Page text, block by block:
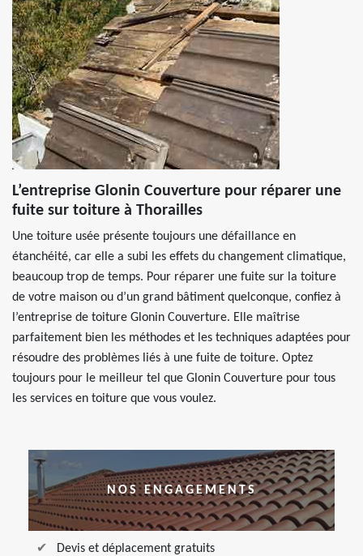
L’entreprise Glonin Couverture pour réparer une
fuite sur toiture à Thorailles
Une toiture usée présente toujours une défaillance en
étanchéité, car elle a subi les effets du changement climatique,
beaucoup trop de temps. Pour réparer une fuite sur la toiture
de votre maison ou d’un grand bâtiment quelconque, confiez à
l’entreprise de toiture Glonin Couverture. Elle maîtrise
parfaitement bien les méthodes et les techniques adaptées pour
résoudre des problèmes liés à une fuite de toiture. Optez
toujours pour le meilleur tel que Glonin Couverture pour tous
les services en toiture que vous voulez.
NOS ENGAGEMENTS
Devis et déplacement gratuits